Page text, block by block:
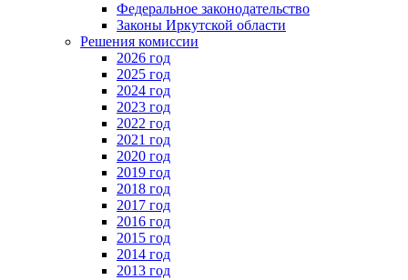
Федеральное законодательство
Законы Иркутской области
Решения комиссии
2026 год
2025 год
2024 год
2023 год
2022 год
2021 год
2020 год
2019 год
2018 год
2017 год
2016 год
2015 год
2014 год
2013 год